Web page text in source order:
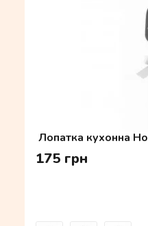
Лопатка кухонна
175 грн